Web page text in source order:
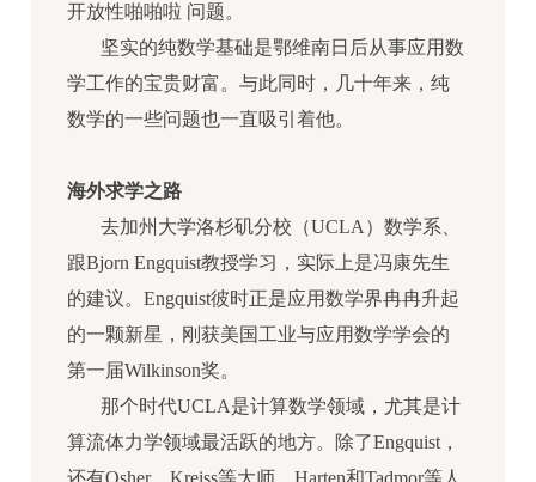
开放性啪啪啦 问题。
坚实的纯数学基础是鄂维南日后从事应用数
学工作的宝贵财富。与此同时，几十年来，纯
数学的一些问题也一直吸引着他。
海外求学之路
去加州大学洛杉矶分校（UCLA）数学系、
跟Bjorn Engquist教授学习，实际上是冯康先生
的建议。Engquist彼时正是应用数学界冉冉升起
的一颗新星，刚获美国工业与应用数学学会的
第一届Wilkinson奖。
那个时代UCLA是计算数学领域，尤其是计
算流体力学领域最活跃的地方。除了Engquist，